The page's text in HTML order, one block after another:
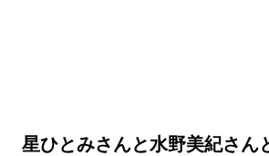
星ひとみさんと水野美紀さん